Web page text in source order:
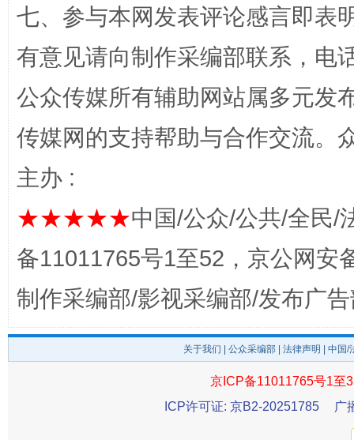
揭开“小金库”的免责幌子
七、参与本网发表评论感言即表
有意见请向制作采编部联系，电
公众传媒所有辅助网站属多元发
传媒网的支持帮助与合作交流。
主办 :
★★★★★中国/公众/公共/全民/
备11011765号1至52，京公网安
制作采编部/影视采编部/发布广
关于我们 公众采编部 法律声明 | 中国
京ICP备11011765号1至
ICP许可证: 京B2-20251785
广